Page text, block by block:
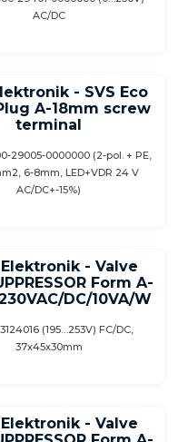
AC/DC
- SVS Eco
A-18mm screw
terminal
29005-0000000 (2-pol. + PE,
6-8mm, LED+VDR 24 V
AC/DC+-15%)
- Valve
Form A-
DC/10VA/W
(195…253V) FC/DC,
37х45х30mm
- Valve